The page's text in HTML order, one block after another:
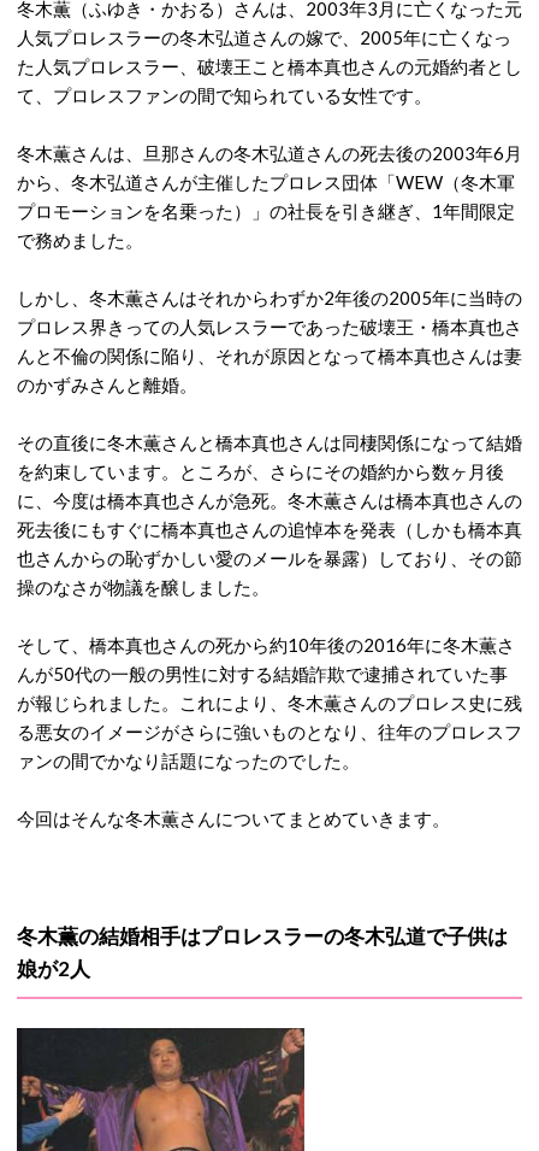
冬木薫（ふゆき・かおる）さんは、2003年3月に亡くなった元
人気プロレスラーの冬木弘道さんの嫁で、2005年に亡くなっ
た人気プロレスラー、破壊王こと橋本真也さんの元婚約者とし
て、プロレスファンの間で知られている女性です。
冬木薫さんは、旦那さんの冬木弘道さんの死去後の2003年6月
から、冬木弘道さんが主催したプロレス団体「WEW（冬木軍
プロモーションを名乗った）」の社長を引き継ぎ、1年間限定
で務めました。
しかし、冬木薫さんはそれからわずか2年後の2005年に当時の
プロレス界きっての人気レスラーであった破壊王・橋本真也さ
んと不倫の関係に陥り、それが原因となって橋本真也さんは妻
のかずみさんと離婚。
その直後に冬木薫さんと橋本真也さんは同棲関係になって結婚
を約束しています。ところが、さらにその婚約から数ヶ月後
に、今度は橋本真也さんが急死。冬木薫さんは橋本真也さんの
死去後にもすぐに橋本真也さんの追悼本を発表（しかも橋本真
也さんからの恥ずかしい愛のメールを暴露）しており、その節
操のなさが物議を醸しました。
そして、橋本真也さんの死から約10年後の2016年に冬木薫さ
んが50代の一般の男性に対する結婚詐欺で逮捕されていた事
が報じられました。これにより、冬木薫さんのプロレス史に残
る悪女のイメージがさらに強いものとなり、往年のプロレスフ
ァンの間でかなり話題になったのでした。
今回はそんな冬木薫さんについてまとめていきます。
冬木薫の結婚相手はプロレスラーの冬木弘道で子供は
娘が2人